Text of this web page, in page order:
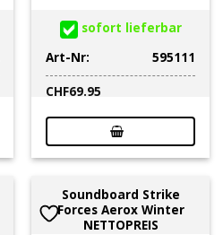
sofort lieferbar
Art-Nr:
595111
CHF69.95
Soundboard Strike
Forces Aerox Winter
NETTOPREIS